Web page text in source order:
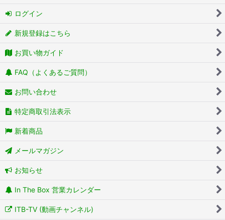
ログイン
新規登録はこちら
お買い物ガイド
FAQ（よくあるご質問）
お問い合わせ
特定商取引法表示
新着商品
メールマガジン
お知らせ
In The Box 営業カレンダー
ITB-TV (動画チャンネル)